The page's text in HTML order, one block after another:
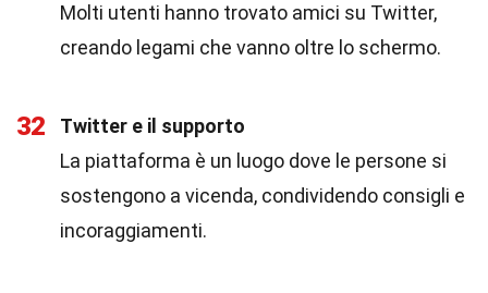
Molti utenti hanno trovato amici su Twitter,
creando legami che vanno oltre lo schermo.
32
Twitter e il supporto
La piattaforma è un luogo dove le persone si
sostengono a vicenda, condividendo consigli e
incoraggiamenti.